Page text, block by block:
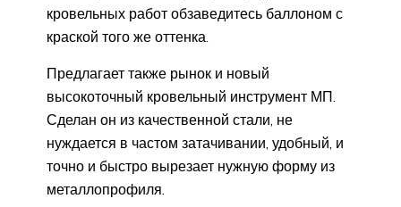
кровельных работ обзаведитесь баллоном с
краской того же оттенка.
Предлагает также рынок и новый
высокоточный кровельный инструмент МП.
Сделан он из качественной стали, не
нуждается в частом затачивании, удобный, и
точно и быстро вырезает нужную форму из
металлопрофиля.